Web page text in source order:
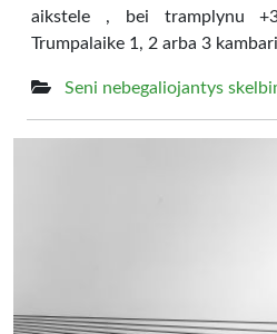
aikstele , bei tramplynu
Trumpalaike 1, 2 arba 3
Seni nebegaliojantys